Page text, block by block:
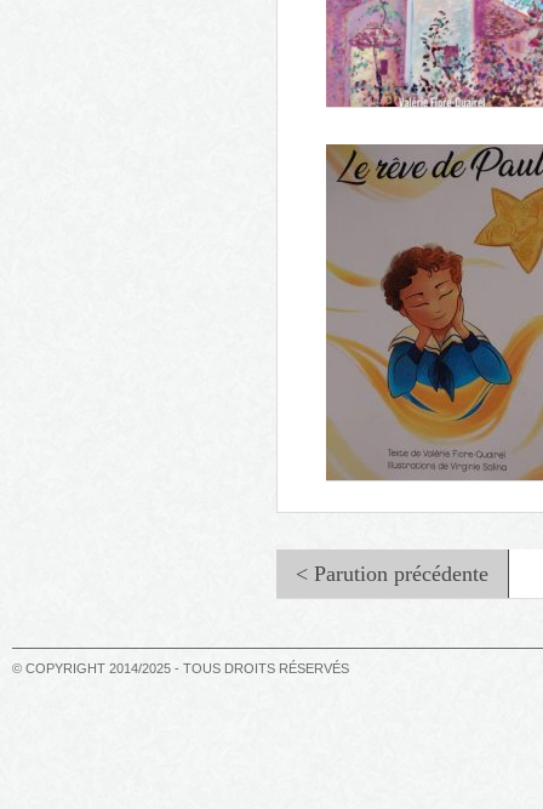
Le jardin d'Emma
< Parution précédente
© COPYRIGHT 2014/2025 - TOUS DROITS RÉSERVÉS